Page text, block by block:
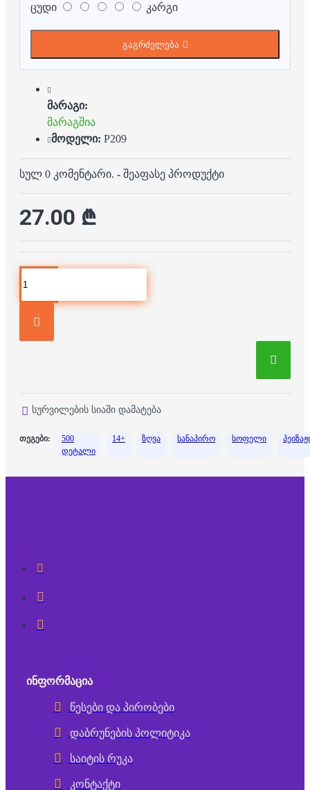
ცუდი კარგი
გაგრძელება
მარაგი:
მარაგშია
მოდელი: P209
სულ 0 კომენტარი. - შეაფასე პროდუქტი
27.00 ₾
სურვილების სიაში დამატება
თეგები:
500
დეტალი
14+ ზღვა სანაპირო სოფელი
ᲘᲜᲤᲝᲠᲛᲐᲪᲘᲐ
წესები და პირობები
დაბრუნების პოლიტიკა
საიტის რუკა
კონტაქტი